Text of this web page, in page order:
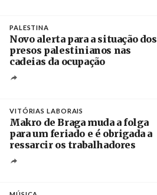
PALESTINA
Novo alerta para a situação dos
presos palestinianos nas
cadeias da ocupação
VITÓRIAS LABORAIS
Makro de Braga muda a folga
para um feriado e é obrigada a
ressarcir os trabalhadores